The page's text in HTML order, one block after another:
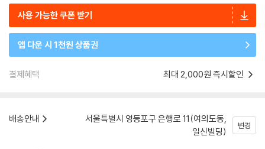
사용 가능한 쿠폰 받기
앱 다운 시 1천원 상품권
결제혜택 최대 2,000원 즉시할인
배송안내
서울특별시 영등포구 은행로 11(여의도동,
일신빌딩)
변경